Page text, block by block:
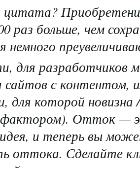
раз больше, чем
для разработчиков
сайтов с контентом,
для которой
Отток —
и теперь вы
оттока. Сделайте